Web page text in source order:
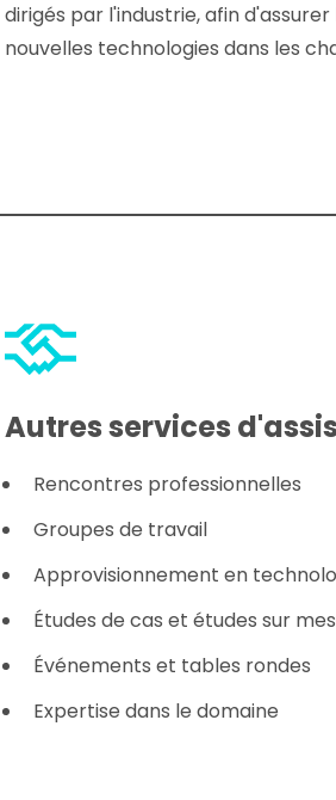
dirigés par l'industrie, afin
nouvelles technologies dans les
Autres services
Rencontres professionnelles
Groupes de travail
Approvisionnement en
Études de cas et études sur
Événements et tables rondes
Expertise dans le domaine